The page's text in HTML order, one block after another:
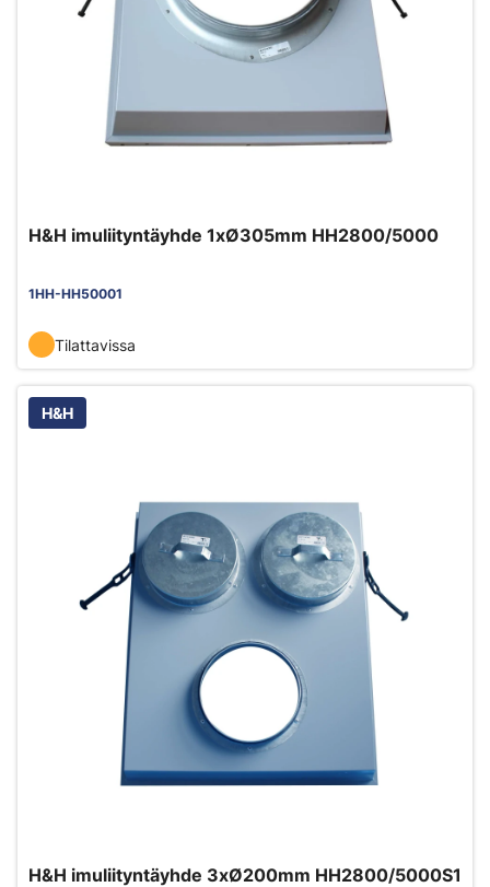
H&H imuliityntäyhde 1xØ305mm HH2800/5000
1HH-HH50001
Tilattavissa
H&H
H&H imuliityntäyhde 3xØ200mm HH2800/5000S1